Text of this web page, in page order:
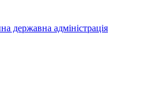
державна адміністрація